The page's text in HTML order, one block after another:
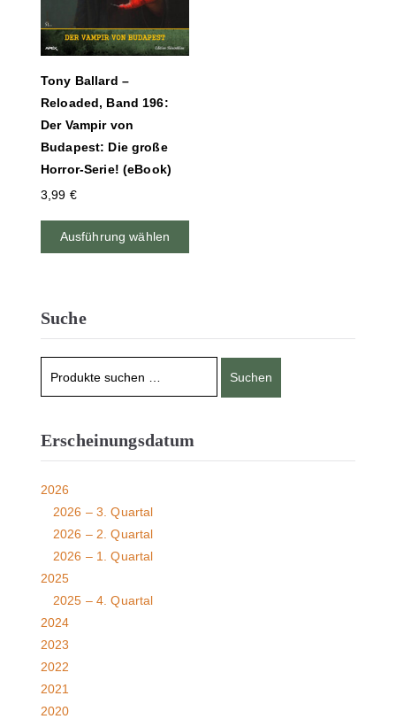
Tony Ballard –
Reloaded, Band 196:
Der Vampir von
Budapest: Die große
Horror-Serie! (eBook)
3,99 €
Ausführung wählen
Suche
Suchen
Erscheinungsdatum
2026
2026 – 3. Quartal
2026 – 2. Quartal
2026 – 1. Quartal
2025
2025 – 4. Quartal
2024
2023
2022
2021
2020